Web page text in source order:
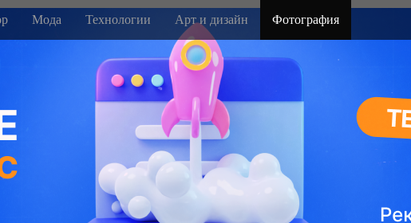
Мода Технологии Арт и дизайн Фотография